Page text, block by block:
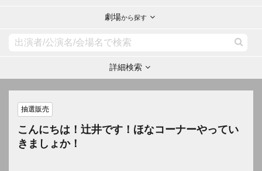
劇場から探す
詳細検索
抽選販売
こんにちは！辻井です！ほなコーナーやってい
きましょか！